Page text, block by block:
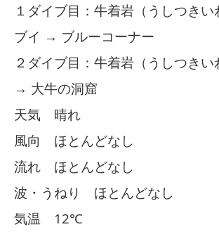
１ダイブ目：牛着岩（うしつき
ブイ → ブルーコーナー
２ダイブ目：牛着岩（うしつき
→ 大牛の洞窟
天気 晴れ
風向 ほとんどなし
流れ ほとんどなし
波・うねり ほとんどなし
気温 12℃